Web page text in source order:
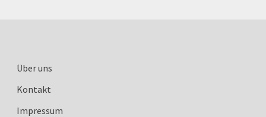
Über uns
Kontakt
Impressum